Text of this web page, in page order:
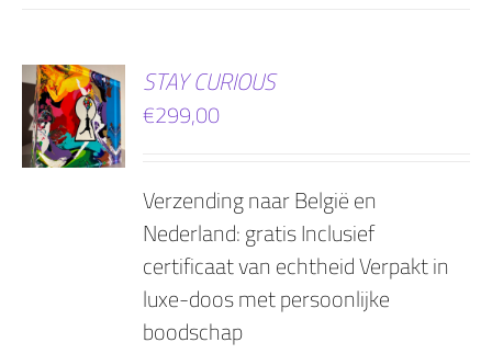
STAY CURIOUS
€299,00
Verzending naar België en
Nederland: gratis Inclusief
certificaat van echtheid Verpakt in
luxe-doos met persoonlijke
boodschap